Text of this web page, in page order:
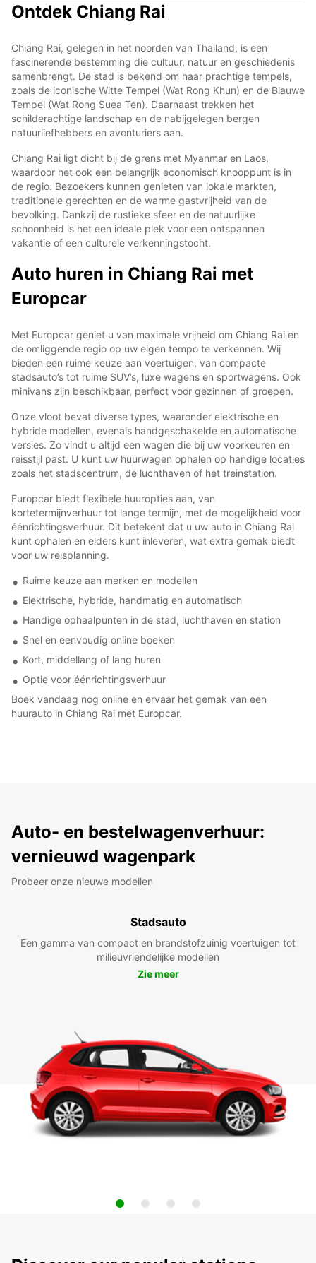
Ontdek Chiang Rai
Chiang Rai, gelegen in het noorden van Thailand, is een
fascinerende bestemming die cultuur, natuur en geschiedenis
samenbrengt. De stad is bekend om haar prachtige tempels,
zoals de iconische Witte Tempel (Wat Rong Khun) en de Blauwe
Tempel (Wat Rong Suea Ten). Daarnaast trekken het
schilderachtige landschap en de nabijgelegen bergen
natuurliefhebbers en avonturiers aan.
Chiang Rai ligt dicht bij de grens met Myanmar en Laos,
waardoor het ook een belangrijk economisch knooppunt is in
de regio. Bezoekers kunnen genieten van lokale markten,
traditionele gerechten en de warme gastvrijheid van de
bevolking. Dankzij de rustieke sfeer en de natuurlijke
schoonheid is het een ideale plek voor een ontspannen
vakantie of een culturele verkenningstocht.
Auto huren in Chiang Rai met
Europcar
Met Europcar geniet u van maximale vrijheid om Chiang Rai en
de omliggende regio op uw eigen tempo te verkennen. Wij
bieden een ruime keuze aan voertuigen, van compacte
stadsauto’s tot ruime SUV’s, luxe wagens en sportwagens. Ook
minivans zijn beschikbaar, perfect voor gezinnen of groepen.
Onze vloot bevat diverse types, waaronder elektrische en
hybride modellen, evenals handgeschakelde en automatische
versies. Zo vindt u altijd een wagen die bij uw voorkeuren en
reisstijl past. U kunt uw huurwagen ophalen op handige locaties
zoals het stadscentrum, de luchthaven of het treinstation.
Europcar biedt flexibele huuropties aan, van
kortetermijnverhuur tot lange termijn, met de mogelijkheid voor
éénrichtingsverhuur. Dit betekent dat u uw auto in Chiang Rai
kunt ophalen en elders kunt inleveren, wat extra gemak biedt
voor uw reisplanning.
Ruime keuze aan merken en modellen
Elektrische, hybride, handmatig en automatisch
Handige ophaalpunten in de stad, luchthaven en station
Snel en eenvoudig online boeken
Kort, middellang of lang huren
Optie voor éénrichtingsverhuur
Boek vandaag nog online en ervaar het gemak van een
huurauto in Chiang Rai met Europcar.
Auto- en bestelwagenverhuur:
vernieuwd wagenpark
Probeer onze nieuwe modellen
Stadsauto
Een gamma van compact en brandstofzuinig voertuigen tot
milieuvriendelijke modellen
Zie meer